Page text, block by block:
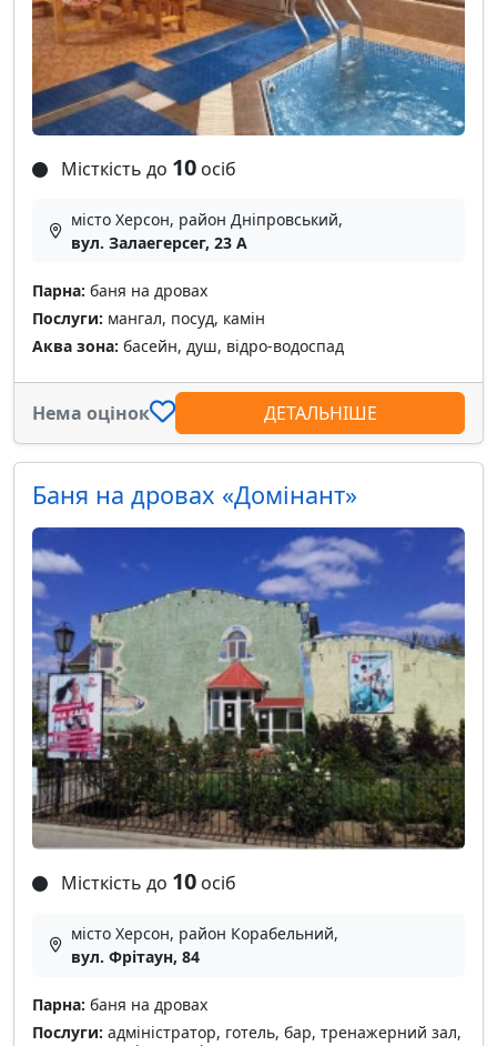
Місткість до 10 осіб
місто Херсон, район Дніпровський,
вул. Залаегерсег, 23 А
Парна: баня на дровах
Послуги: мангал, посуд, камін
Аква зона: басейн, душ, відро-водоспад
Нема оцінок ДЕТАЛЬНІШЕ
Баня на дровах «Домiнант»
Місткість до 10 осіб
місто Херсон, район Корабельний,
вул. Фрітаун, 84
Парна: баня на дровах
Послуги: адміністратор, готель, бар, тренажерний зал,